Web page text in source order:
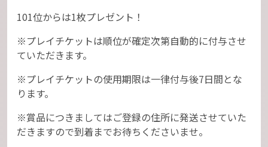
101位からは1枚プレゼント！
※プレイチケットは順位が確定次第自動的に付与させ
ていただきます。
※プレイチケットの使用期限は一律付与後7日間とな
ります。
※賞品につきましてはご登録の住所に発送させていた
だきますので到着までお待ちくださいませ。